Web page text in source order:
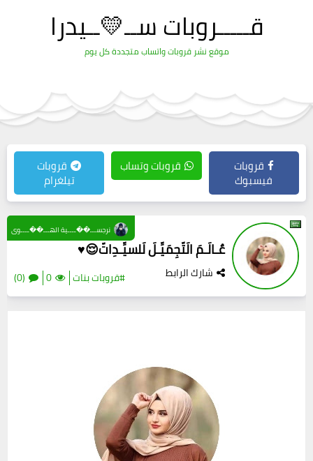
قـــــروبات ســ💛ــيدرا
موقع نشر قروبات واتساب متجددة كل يوم
قروبات
فيسبوك
قروبات وتساب قروبات
تيلغرام
عٌـالَـمَ الَتّجِمَيِّـلَ لَلسيِّـدِاتّ😌♥️
شارك الرابط #قروبات بنات 0
(0)
نرجســـ��ــــية الهـــ��ــــوى